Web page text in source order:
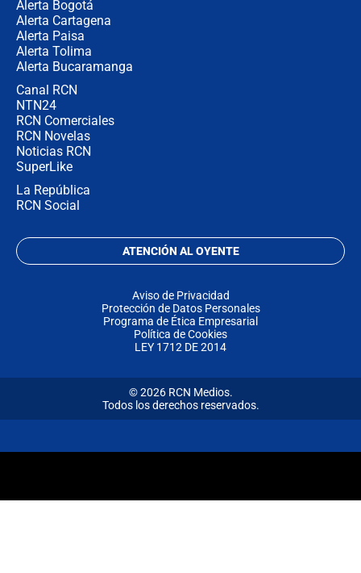
Alerta Bogotá
Alerta Cartagena
Alerta Paisa
Alerta Tolima
Alerta Bucaramanga
Canal RCN
NTN24
RCN Comerciales
RCN Novelas
Noticias RCN
SuperLike
La República
RCN Social
ATENCIÓN AL OYENTE
Aviso de Privacidad
Protección de Datos Personales
Programa de Ética Empresarial
Política de Cookies
LEY 1712 DE 2014
© 2026 RCN Medios.
Todos los derechos reservados.